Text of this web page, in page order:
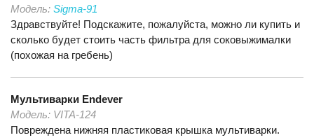
Модель: Sigma-91
Здравствуйте! Подскажите, пожалуйста, можно ли купить и
сколько будет стоить часть фильтра для соковыжималки
(похожая на гребень)
Мультиварки Endever
Модель: VITA-124
Повреждена нижняя пластиковая крышка мультиварки.